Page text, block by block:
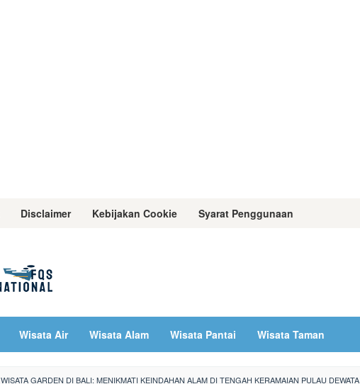
Disclaimer Kebijakan Cookie Syarat Penggunaan
Wisata Air Wisata Alam Wisata Pantai Wisata Taman
WISATA GARDEN DI BALI: MENIKMATI KEINDAHAN ALAM DI TENGAH KERAMAIAN PULAU DEWATA